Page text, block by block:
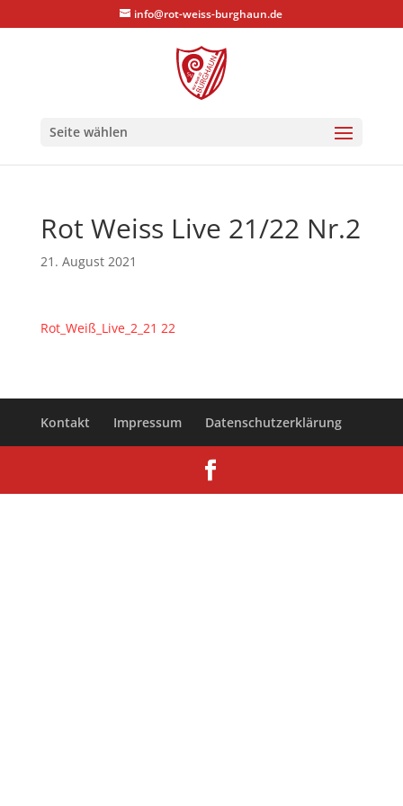
info@rot-weiss-burghaun.de
Seite wählen
Rot Weiss Live 21/22 Nr.2
21. August 2021
Rot_Weiß_Live_2_21 22
Kontakt Impressum Datenschutzerklärung